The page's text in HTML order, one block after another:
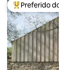
Entre os
Preferido dos